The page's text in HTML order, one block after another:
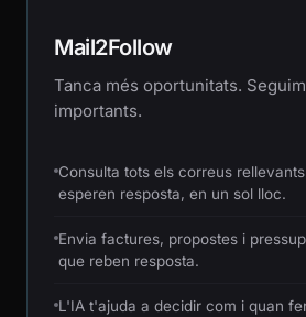
Mail2Follow
Tanca més oportunitats.
importants.
Consulta tots els correus
esperen resposta, en un sol lloc.
Envia factures, propostes i
que reben resposta.
L'IA t'ajuda a decidir com i quan